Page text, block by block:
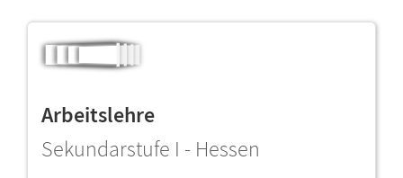
Arbeitslehre
Sekundarstufe I - Hessen